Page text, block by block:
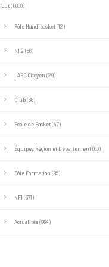
Tout(1 000)
Pôle Handibasket(12)
NF2 (66)
LABC Citoyen (29)
Club(66)
Ecole de Basket(47)
Équipes Région et Département(63)
Pôle Formation (95)
NF1 (371)
Actualités(964)